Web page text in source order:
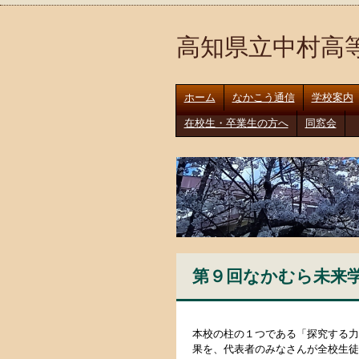
高知県立中村高
ホーム なかこう通信 学校案内
在校生・卒業生の方へ 同窓会
第９回なかむら未来
本校の柱の１つである「探究する
果を、代表者のみなさんが全校生